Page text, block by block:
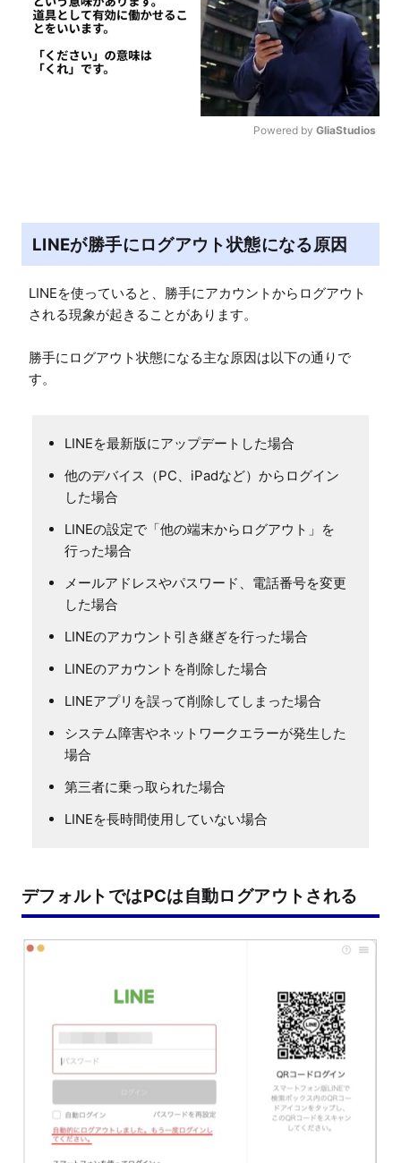
Powered by GliaStudios
LINEが勝手にログアウト状態になる原因
LINEを使っていると、勝手にアカウントからログアウト
される現象が起きることがあります。
勝手にログアウト状態になる主な原因は以下の通りで
す。
LINEを最新版にアップデートした場合
他のデバイス（PC、iPadなど）からログイン
した場合
LINEの設定で「他の端末からログアウト」を
行った場合
メールアドレスやパスワード、電話番号を変更
した場合
LINEのアカウント引き継ぎを行った場合
LINEのアカウントを削除した場合
LINEアプリを誤って削除してしまった場合
システム障害やネットワークエラーが発生した
場合
第三者に乗っ取られた場合
LINEを長時間使用していない場合
デフォルトではPCは自動ログアウトされる